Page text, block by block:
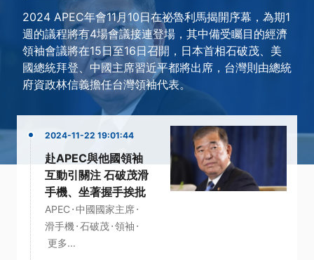
2024 APEC年會11月10日在祕魯利馬揭開序幕，為期1
週的議程將有4場會議接連登場，其中備受矚目的經濟
領袖會議將在15日至16日召開，日本首相石破茂、美
國總統拜登、中國主席習近平都將出席，台灣則由總統
府資政林信義擔任台灣領袖代表。
2024-11-22 19:01:44
赴APEC與他國領袖
互動引關注 石破茂滑
手機、坐著握手挨批
APEC·中國國家主席·
滑手機 ·石破茂·領袖 ·
更多...